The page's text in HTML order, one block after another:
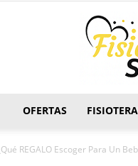
OFERTAS
REGALO Escoger Para Un